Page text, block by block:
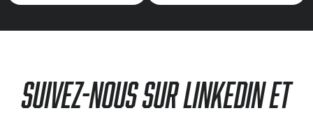
SUIVEZ-NOUS SUR LINKEDIN ET